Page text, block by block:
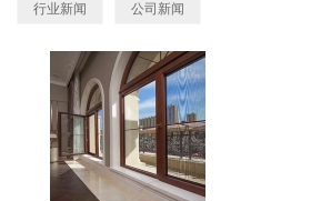
行业新闻 公司新闻